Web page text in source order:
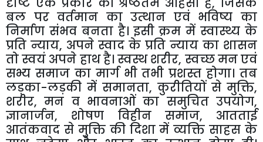
बल पर वर्तमान का उत्थान एवं भविष्य का
निर्माण संभव बनता है। इसी क्रम में स्वास्थ्य के
प्रति न्याय, अपने स्वाद के प्रति न्याय का शासन
तो स्वयं अपने हाथ है। स्वस्थ शरीर, स्वच्छ मन एवं
सभ्य समाज का मार्ग भी तभी प्रशस्त होगा। तब
लड़का-लड़की में समानता, कुरीतियों से मुक्ति,
शरीर,मन व भावनाओं का समुचित उपयोग,
ज्ञानार्जन, शोषण विहीन समाज, आतताई
आतंकवाद से मुक्ति की दिशा में व्यक्ति साहस के